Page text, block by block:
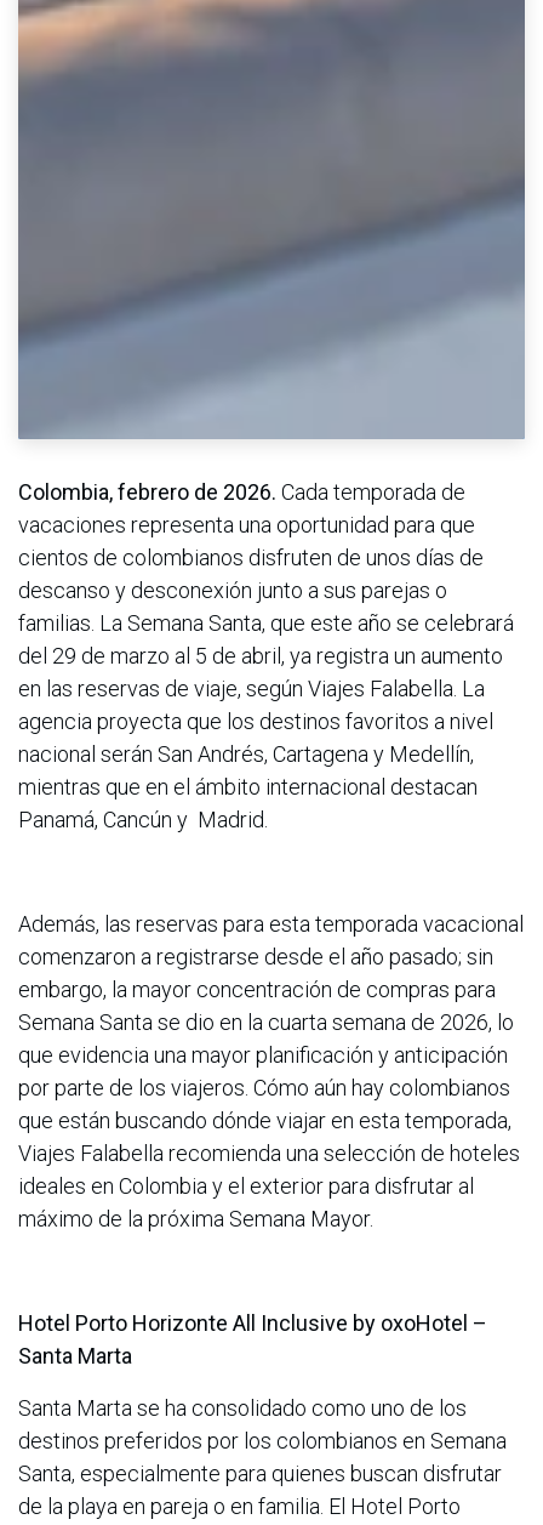
Colombia, febrero de 2026. Cada temporada de
vacaciones representa una oportunidad para que
cientos de colombianos disfruten de unos días de
descanso y desconexión junto a sus parejas o
familias. La Semana Santa, que este año se celebrará
del 29 de marzo al 5 de abril, ya registra un aumento
en las reservas de viaje, según Viajes Falabella. La
agencia proyecta que los destinos favoritos a nivel
nacional serán San Andrés, Cartagena y Medellín,
mientras que en el ámbito internacional destacan
Panamá, Cancún y Madrid.
Además, las reservas para esta temporada vacacional
comenzaron a registrarse desde el año pasado; sin
embargo, la mayor concentración de compras para
Semana Santa se dio en la cuarta semana de 2026, lo
que evidencia una mayor planificación y anticipación
por parte de los viajeros. Cómo aún hay colombianos
que están buscando dónde viajar en esta temporada,
Viajes Falabella recomienda una selección de hoteles
ideales en Colombia y el exterior para disfrutar al
máximo de la próxima Semana Mayor.
Hotel Porto Horizonte All Inclusive by oxoHotel –
Santa Marta
Santa Marta se ha consolidado como uno de los
destinos preferidos por los colombianos en Semana
Santa, especialmente para quienes buscan disfrutar
de la playa en pareja o en familia. El Hotel Porto